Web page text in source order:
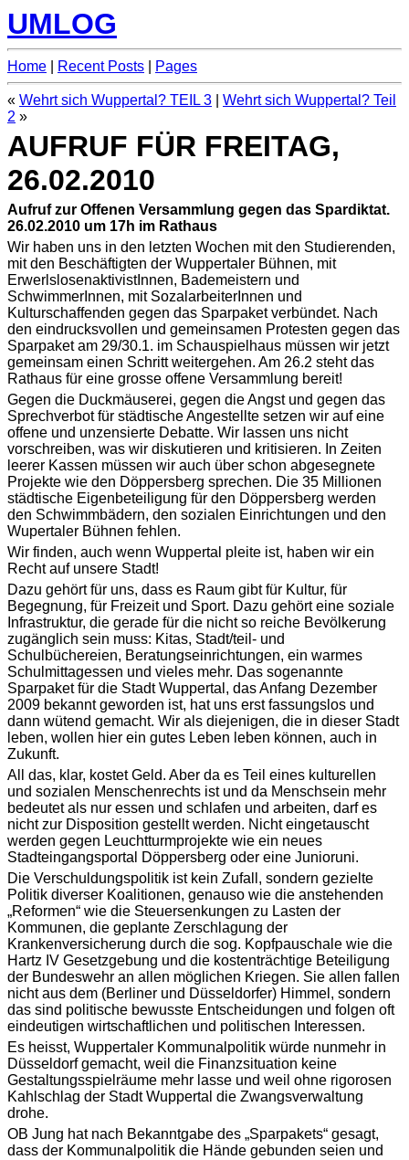
UMLOG
Home Recent Posts Pages
« Wehrt sich Wuppertal? TEIL 3
Wehrt sich Wuppertal? Teil
2 »
AUFRUF FÜR FREITAG,
26.02.2010
Aufruf zur Offenen Versammlung gegen das Spardiktat.
26.02.2010 um 17h im Rathaus
Wir haben uns in den letzten Wochen mit den Studierenden,
mit den Beschäftigten der Wuppertaler Bühnen, mit
ErwerlslosenaktivistInnen, Bademeistern und
SchwimmerInnen, mit SozalarbeiterInnen und
Kulturschaffenden gegen das Sparpaket verbündet. Nach
den eindrucksvollen und gemeinsamen Protesten gegen das
Sparpaket am 29/30.1. im Schauspielhaus müssen wir jetzt
gemeinsam einen Schritt weitergehen. Am 26.2 steht das
Rathaus für eine grosse offene Versammlung bereit!
Gegen die Duckmäuserei, gegen die Angst und gegen das
Sprechverbot für städtische Angestellte setzen wir auf eine
offene und unzensierte Debatte. Wir lassen uns nicht
vorschreiben, was wir diskutieren und kritisieren. In Zeiten
leerer Kassen müssen wir auch über schon abgesegnete
Projekte wie den Döppersberg sprechen. Die 35 Millionen
städtische Eigenbeteiligung für den Döppersberg werden
den Schwimmbädern, den sozialen Einrichtungen und den
Wupertaler Bühnen fehlen.
Wir finden, auch wenn Wuppertal pleite ist, haben wir ein
Recht auf unsere Stadt!
Dazu gehört für uns, dass es Raum gibt für Kultur, für
Begegnung, für Freizeit und Sport. Dazu gehört eine soziale
Infrastruktur, die gerade für die nicht so reiche Bevölkerung
zugänglich sein muss: Kitas, Stadt/teil- und
Schulbüchereien, Beratungseinrichtungen, ein warmes
Schulmittagessen und vieles mehr. Das sogenannte
Sparpaket für die Stadt Wuppertal, das Anfang Dezember
2009 bekannt geworden ist, hat uns erst fassungslos und
dann wütend gemacht. Wir als diejenigen, die in dieser Stadt
leben, wollen hier ein gutes Leben leben können, auch in
Zukunft.
All das, klar, kostet Geld. Aber da es Teil eines kulturellen
und sozialen Menschenrechts ist und da Menschsein mehr
bedeutet als nur essen und schlafen und arbeiten, darf es
nicht zur Disposition gestellt werden. Nicht eingetauscht
werden gegen Leuchtturmprojekte wie ein neues
Stadteingangsportal Döppersberg oder eine Junioruni.
Die Verschuldungspolitik ist kein Zufall, sondern gezielte
Politik diverser Koalitionen, genauso wie die anstehenden
„Reformen“ wie die Steuersenkungen zu Lasten der
Kommunen, die geplante Zerschlagung der
Krankenversicherung durch die sog. Kopfpauschale wie die
Hartz IV Gesetzgebung und die kostenträchtige Beteiligung
der Bundeswehr an allen möglichen Kriegen. Sie allen fallen
nicht aus dem (Berliner und Düsseldorfer) Himmel, sondern
das sind politische bewusste Entscheidungen und folgen oft
eindeutigen wirtschaftlichen und politischen Interessen.
Es heisst, Wuppertaler Kommunalpolitik würde nunmehr in
Düsseldorf gemacht, weil die Finanzsituation keine
Gestaltungsspielräume mehr lasse und weil ohne rigorosen
Kahlschlag der Stadt Wuppertal die Zwangsverwaltung
drohe.
OB Jung hat nach Bekanntgabe des „Sparpakets“ gesagt,
dass der Kommunalpolitik die Hände gebunden seien und